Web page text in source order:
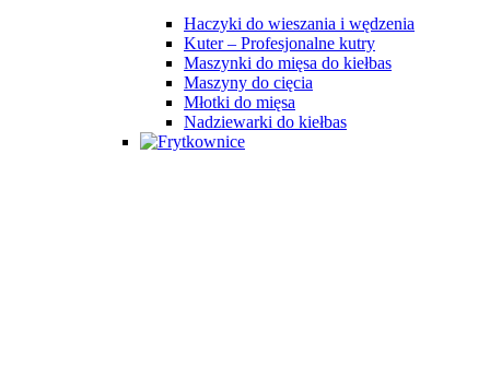
Haczyki do wieszania i wędzenia
Kuter – Profesjonalne kutry
Maszynki do mięsa do kiełbas
Maszyny do cięcia
Młotki do mięsa
Nadziewarki do kiełbas